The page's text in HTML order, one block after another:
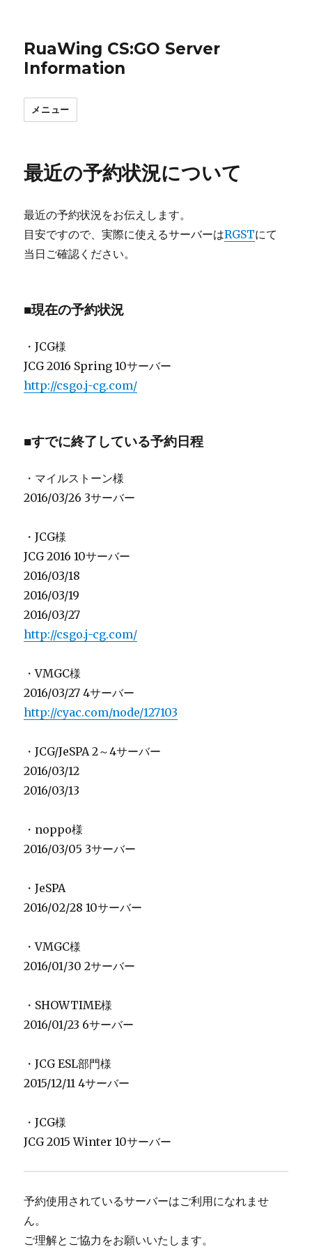
RuaWing CS:GO Server
Information
メニュー
最近の予約状況について
最近の予約状況をお伝えします。
目安ですので、実際に使えるサーバーはRGSTにて
当日ご確認ください。
■現在の予約状況
・JCG様
JCG 2016 Spring 10サーバー
http://csgo.j-cg.com/
■すでに終了している予約日程
・マイルストーン様
2016/03/26 3サーバー
・JCG様
JCG 2016 10サーバー
2016/03/18
2016/03/19
2016/03/27
http://csgo.j-cg.com/
・VMGC様
2016/03/27 4サーバー
http://cyac.com/node/127103
・JCG/JeSPA 2～4サーバー
2016/03/12
2016/03/13
・noppo様
2016/03/05 3サーバー
・JeSPA
2016/02/28 10サーバー
・VMGC様
2016/01/30 2サーバー
・SHOWTIME様
2016/01/23 6サーバー
・JCG ESL部門様
2015/12/11 4サーバー
・JCG様
JCG 2015 Winter 10サーバー
予約使用されているサーバーはご利用になれませ
ん。
ご理解とご協力をお願いいたします。